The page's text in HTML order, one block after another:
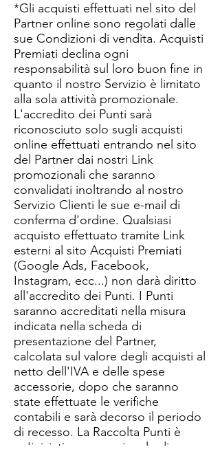
*Gli acquisti effettuati nel sito del
Partner online sono regolati dalle
sue Condizioni di vendita. Acquisti
Premiati declina ogni
responsabilità sul loro buon fine in
quanto il nostro Servizio è limitato
alla sola attività promozionale.
L'accredito dei Punti sarà
riconosciuto solo sugli acquisti
online effettuati entrando nel sito
del Partner dai nostri Link
promozionali che saranno
convalidati inoltrando al nostro
Servizio Clienti le sue e-mail di
conferma d'ordine. Qualsiasi
acquisto effettuato tramite Link
esterni al sito Acquisti Premiati
(Google Ads, Facebook,
Instagram, ecc...) non darà diritto
all'accredito dei Punti. I Punti
saranno accreditati nella misura
indicata nella scheda di
presentazione del Partner,
calcolata sul valore degli acquisti al
netto dell'IVA e delle spese
accessorie, dopo che saranno
state effettuate le verifiche
contabili e sarà decorso il periodo
di recesso. ​La Raccolta Punti è
un'iniziativa promozionale di